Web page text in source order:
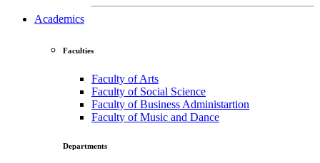
Academics
Faculties
Faculty of Arts
Faculty of Social Science
Faculty of Business Administartion
Faculty of Music and Dance
Departments